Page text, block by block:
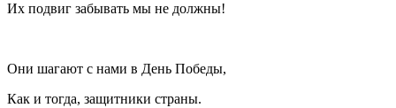
Их подвиг забывать мы не должны!
Они шагают с нами в День Победы,
Как и тогда, защитники страны.